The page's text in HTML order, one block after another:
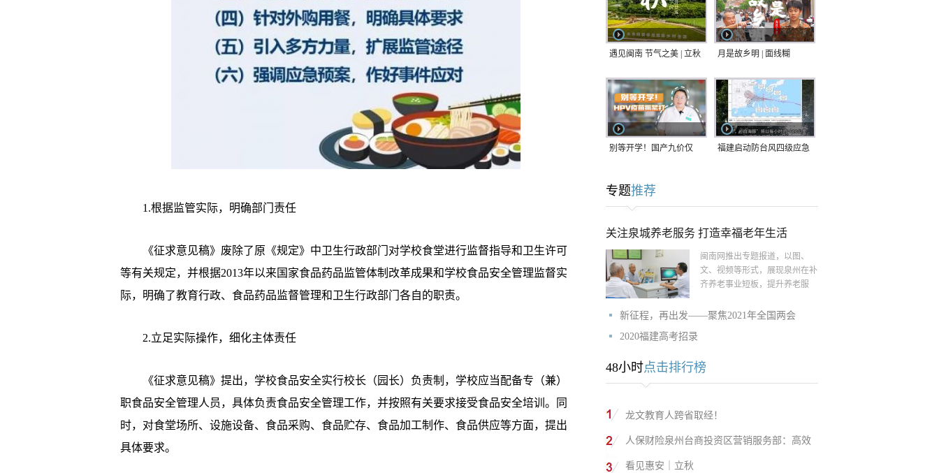
­ 1.根据监管实际，明确部门责任
­ 《征求意见稿》废除了原《规定》中卫生行政部门对学校食堂进行监督指导和卫生许可
等有关规定，并根据2013年以来国家食品药品监管体制改革成果和学校食品安全管理监督实
际，明确了教育行政、食品药品监督管理和卫生行政部门各自的职责。
­ 2.立足实际操作，细化主体责任
­ 《征求意见稿》提出，学校食品安全实行校长（园长）负责制，学校应当配备专（兼）
职食品安全管理人员，具体负责食品安全管理工作，并按照有关要求接受食品安全培训。同
时，对食堂场所、设施设备、食品采购、食品贮存、食品加工制作、食品供应等方面，提出
具体要求。
遇见闽南 节气之美 | 立秋 月是故乡明 | 面线糊
别等开学！国产九价仅
紧打
福建启动防台风四级应急
专题推荐
关注泉城养老服务 打造幸福老年生活
闽南网推出专题报道，以图、
文、视频等形式，展现泉州在补
齐养老事业短板，提升养老服
新征程，再出发——聚焦2021年全国两会
2020福建高考招录
48小时点击排行榜
龙文教育人跨省取经！
人保财险泉州台商投资区营销服务部：高效
看见惠安｜立秋